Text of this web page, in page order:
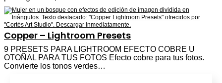
Copper – Lightroom Presets
9 PRESETS PARA LIGHTROOM EFECTO COBRE U
OTOÑAL PARA TUS FOTOS Efecto cobre para tus fotos.
Convierte los tonos verdes…